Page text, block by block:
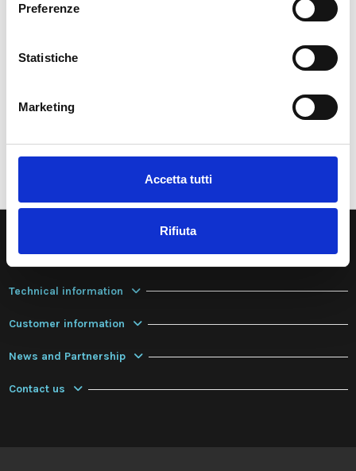
Preferenze
Statistiche
Marketing
Accetta tutti
Rifiuta
Company & Contacts
Technical information
Customer information
News and Partnership
Contact us